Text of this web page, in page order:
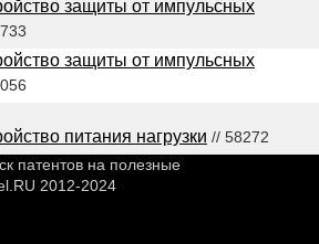
защиты от импульсных
защиты от импульсных
питания нагрузки // 58272
патентов на полезные
2012-2024